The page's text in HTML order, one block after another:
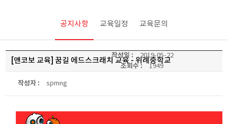
공지사항 교육일정 교육문의
[앤코보 교육] 꿈길 에드스크래치 교육 - 위례중학교
작성자 : spmng
작성일 : 2019-05-22
조회수 : 1949